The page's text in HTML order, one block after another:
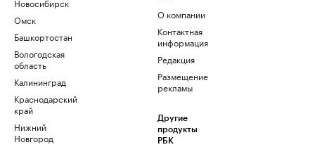
Омск
Башкортостан
Вологодская
область
Калининград
Краснодарский
край
Нижний
Новгород
О компании
Контактная
информация
Редакция
Размещение
рекламы
Другие
продукты
РБК